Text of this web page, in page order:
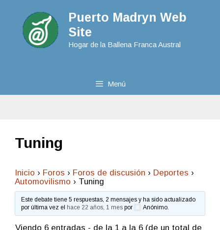
Puerto Madryn Web
Site
Hogar de la Ballena Franca Austral
Menú
Tuning
Inicio › Foros › Foros de discusión › Deportes ›
Automovilismo › Tuning
Este debate tiene 5 respuestas, 2 mensajes y ha sido actualizado
por última vez elhace 22 años, 1 mes por Anónimo
Viendo 6 entradas - de la 1 a la 6 (de un total de